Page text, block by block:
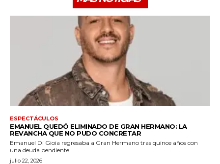
ESPECTÁCULOS
EMANUEL QUEDÓ ELIMINADO DE GRAN HERMANO: LA
REVANCHA QUE NO PUDO CONCRETAR
Emanuel Di Gioia regresaba a Gran Hermano tras quince años con
una deuda pendiente....
julio 22, 2026